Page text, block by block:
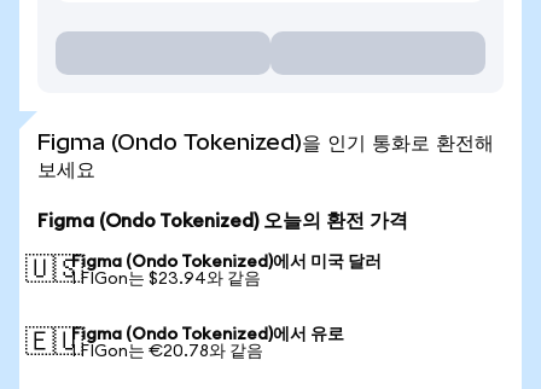
Figma (Ondo Tokenized)을 인기 통화로 환전해
보세요
Figma (Ondo Tokenized) 오늘의 환전 가격
🇺🇸Figma (Ondo Tokenized)에서 미국 달러
1 FIGon는 $23.94와 같음
🇪🇺Figma (Ondo Tokenized)에서 유로
1 FIGon는 €20.78와 같음